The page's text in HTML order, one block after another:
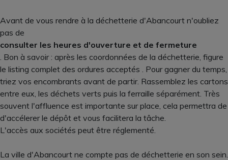
Avant de vous rendre à la déchetterie d'Abancourt n'oubliez
pas de
consulter les heures d'ouverture et de fermeture
. Bon à savoir : après les coordonnées de la déchetterie, figure
le listing complet des ordures acceptés . Pour gagner du temps,
triez vos encombrants avant de partir. Rassemblez les cartons
entre eux, les déchets verts puis la ferraille séparément. Très
souvent l'affluence est importante sur place, cela permettra de
d'accélerer le dépôt et vous facilitera la tâche.
L'accès aux sociétés peut être réglementé.
La ville d'Abancourt ne compte pas de déchetterie en son sein.